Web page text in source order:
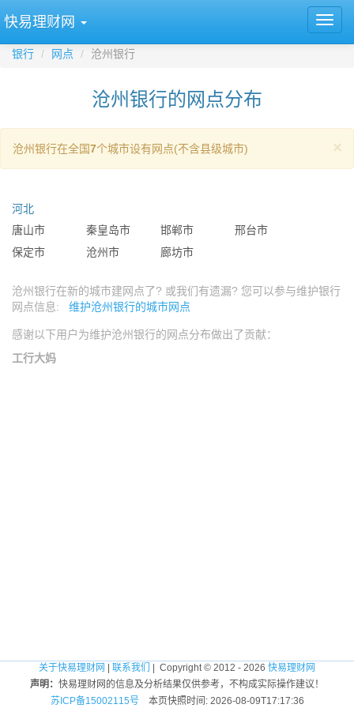
快易理财网
银行 网点 沧州银行
沧州银行的网点分布
×
沧州银行在全国7个城市设有网点(不含县级城市)
河北
唐山市 秦皇岛市 邯郸市
邢台市
保定市
沧州市 廊坊市
沧州银行在新的城市建网点了? 或我们有遗漏? 您可以参与维护银行
网点信息: 维护沧州银行的城市网点
感谢以下用户为维护沧州银行的网点分布做出了贡献：
工行大妈
关于快易理财网 联系我们 | Copyright © 2012 - 2026 快易理财网
声明： 快易理财网的信息及分析结果仅供参考，不构成实际操作建议！
苏ICP备15002115号本页快照时间: 2026-08-09T17:17:36